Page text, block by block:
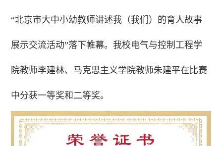
“北京市大中小幼教师讲述我（我们）的育人故事
展示交流活动”落下帷幕。我校电气与控制工程学
院教师李建林、马克思主义学院教师朱建平在比赛
中分获一等奖和二等奖。